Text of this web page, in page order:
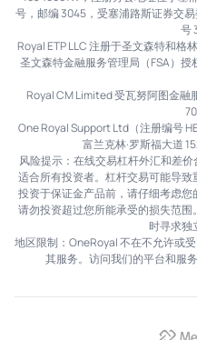
号，邮编 3045，受塞浦路斯证券交
号
Royal ETP LLC 注册于圣文森特和格
圣文森特金融服务管理局（FSA）
Royal CM Limited 受瓦努阿图金融
One Royal Support Ltd（注册编号
富兰克林·罗斯福大道
风险提示：在线交易杠杆外汇和差
适合所有投资者。杠杆交易可能导
投资于保证金产品前，请仔细考虑您
请勿投资超过您所能承受的损失范
时寻求独
地区限制：OneRoyal 不在不允许或
其服务。访问我们的平台和服